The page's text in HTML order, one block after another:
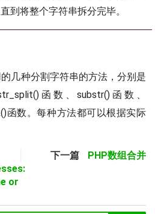
到将整个字符串拆分完毕。
几种分割字符串的方法，分别是
函数、substr()函数、
函数。每种方法都可以根据实际
or
下一篇 PHP数组合并